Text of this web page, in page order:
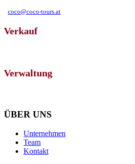
coco@coco-tours.at
Verkauf
Verwaltung
ÜBER UNS
Unternehmen
Team
Kontakt